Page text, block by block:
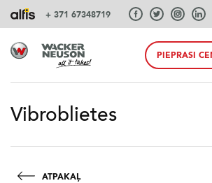
+ 371 67348719
PRODUKTI
PIEPRASI
Vibroblietes
ATPAKAĻ